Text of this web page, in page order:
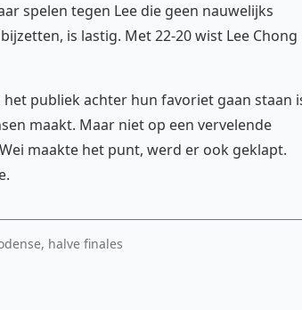
spelen tegen Lee die geen nauwelijks
is lastig. Met 22-20 wist Lee Chong
publiek achter hun favoriet gaan staan
maakt. Maar niet op een vervelende
maakte het punt, werd er ook geklapt.
halve finales